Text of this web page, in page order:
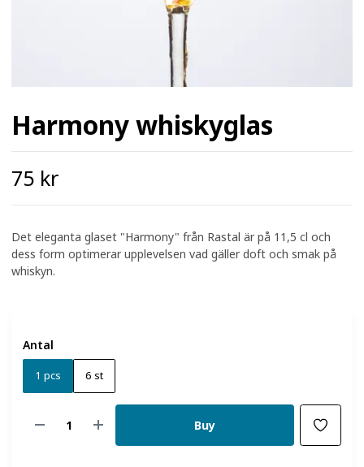
Harmony whiskyglas
75 kr
Det eleganta glaset "Harmony" från Rastal är på 11,5 cl och
dess form optimerar upplevelsen vad gäller doft och smak på
whiskyn.
Antal
1 pcs 6 st
Buy